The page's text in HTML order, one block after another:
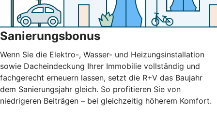
Sanierungsbonus
Wenn Sie die Elektro-, Wasser- und Heizungsinstallation
sowie Dacheindeckung Ihrer Immobilie vollständig und
fachgerecht erneuern lassen, setzt die R+V das Baujahr
dem Sanierungsjahr gleich. So profitieren Sie von
niedrigeren Beiträgen – bei gleichzeitig höherem Komfort.